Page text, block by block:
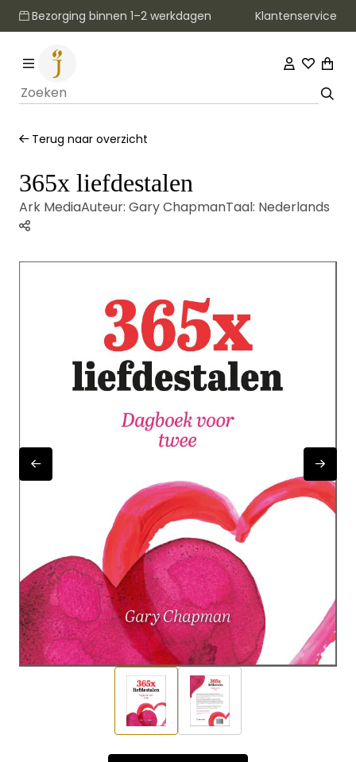
Bezorging binnen 1–2 werkdagen Klantenservice
Terug naar overzicht
365x liefdestalen
Ark MediaAuteur: Gary ChapmanTaal: Nederlands